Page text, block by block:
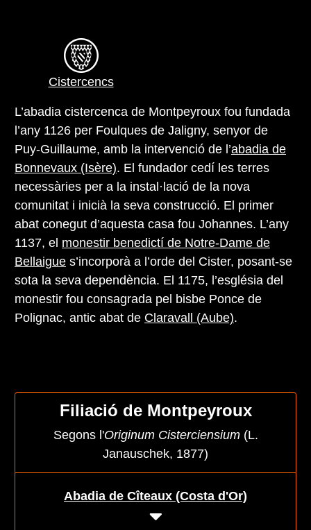
Cistercencs
L’abadia cistercenca de Montpeyroux fou fundada
l’any 1126 per Foulques de Jaligny, senyor de
Puy-Guillaume, amb la intervenció de l’abadia de
Bonnevaux (Isère). El fundador cedí les terres
necessàries per a la instal·lació de la nova
comunitat i inicià la seva construcció. El primer
abat conegut d’aquesta casa fou Johannes. L’any
1137, el monestir benedictí de Notre-Dame de
Bellaigue s’incorporà a l’orde del Cister, posant-se
sota la seva dependència. El 1175, l’església del
monestir fou consagrada pel bisbe Ponce de
Polignac, antic abat de Claravall (Aube).
Filiació de Montpeyroux
Segons l'Originum Cisterciensium(L.
Janauschek, 1877)
Abadia de Cîteaux (Costa d'Or)